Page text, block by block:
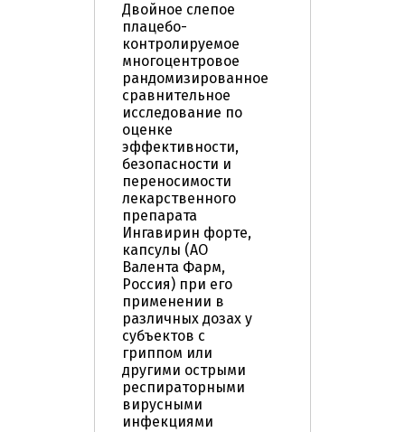
Двойное слепое
плацебо-
контролируемое
многоцентровое
рандомизированное
сравнительное
исследование по
оценке
эффективности,
безопасности и
переносимости
лекарственного
препарата
Ингавирин форте,
капсулы (АО
Валента Фарм,
Россия) при его
применении в
различных дозах у
субъектов с
гриппом или
другими острыми
респираторными
вирусными
инфекциями